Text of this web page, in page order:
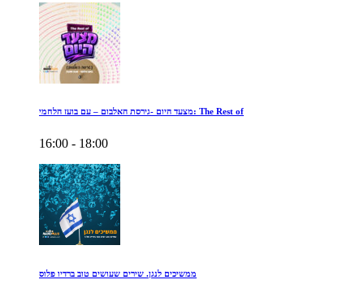
מצעד היום -גירסת האלבום – עם בועז הלחמי: The Rest of
16:00 - 18:00
ממשיכים לנגן. שירים שעושים טוב ברדיו פלוס